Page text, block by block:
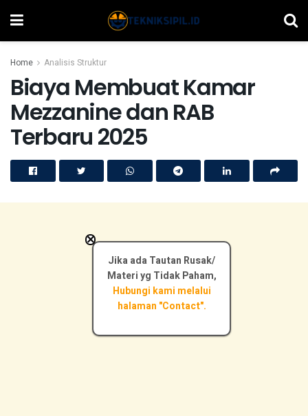
Home Analisis Struktur
Biaya Membuat Kamar
Mezzanine dan RAB
Terbaru 2025
Jika ada Tautan Rusak/
Materi yg Tidak Paham,
Hubungi kami melalui
halaman "Contact".
×